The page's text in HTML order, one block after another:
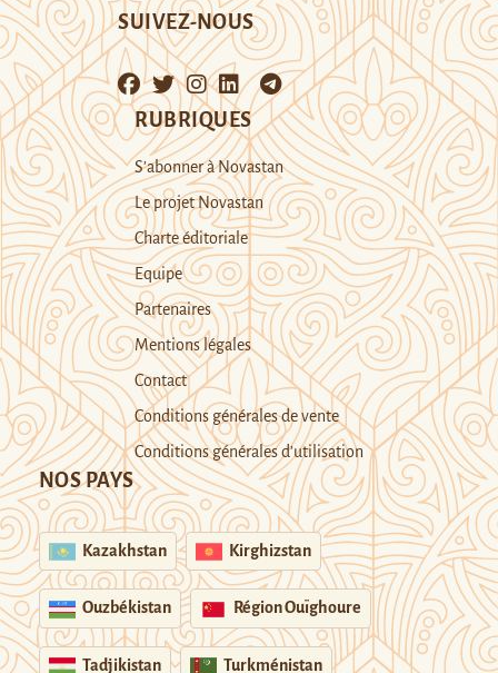
SUIVEZ-NOUS
RUBRIQUES
S’abonner à Novastan
Le projet Novastan
Charte éditoriale
Equipe
Partenaires
Mentions légales
Contact
Conditions générales de vente
Conditions générales d’utilisation
NOS PAYS
Kazakhstan Kirghizstan
Ouzbékistan Région Ouïghoure
Tadjikistan Turkménistan